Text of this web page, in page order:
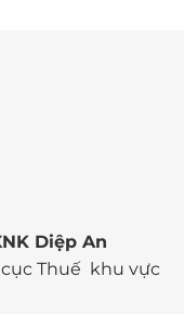
Diệp An
cục Thuế khu vực